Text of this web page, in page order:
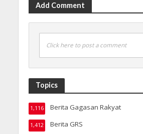
Add Comment
Click here to post a comment
Topics
Berita Gagasan Rakyat
1,116
Berita GRS
1,412